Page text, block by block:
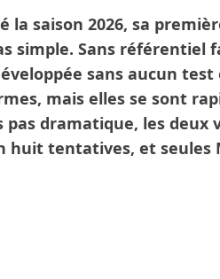
la saison 2026, sa
simple. Sans référentiel
sans aucun test
mais elles se sont
dramatique, les deux
huit tentatives, et seules